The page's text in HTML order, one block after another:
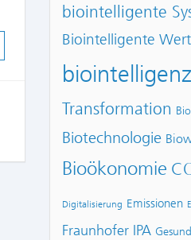
biointelligente
Biointelligente
biointelligenz
Transformation
Biotechnologie
Bioökonomie
Digitalisierung Emissionen
Fraunhofer IPA